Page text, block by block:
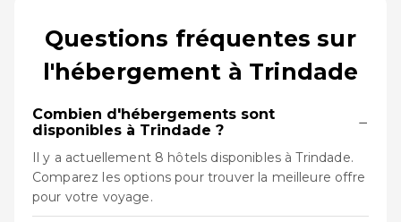
Questions fréquentes sur
l'hébergement à Trindade
Combien d'hébergements sont
disponibles à Trindade ?
−
Il y a actuellement 8 hôtels disponibles à Trindade.
Comparez les options pour trouver la meilleure offre
pour votre voyage.